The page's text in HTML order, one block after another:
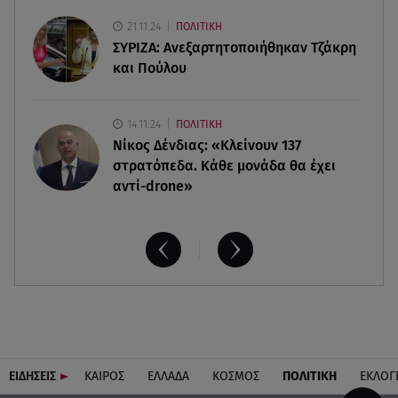
Παραλίες: Πάνω από 1.500 έλεγχοι - Στη μάχη
drones και νέες τεχνολογίες
21.11.24 ΠΟΛΙΤΙΚΗ
ΣΥΡΙΖΑ: Ανεξαρτητοποιήθηκαν Τζάκρη
και Πούλου
14.11.24 ΠΟΛΙΤΙΚΗ
Νίκος Δένδιας: «Κλείνουν 137
στρατόπεδα. Kάθε μονάδα θα έχει
αντί-drone»
ΕΙΔΗΣΕΙΣ ΚΑΙΡΟΣ ΕΛΛΑΔΑ ΚΟΣΜΟΣ ΠΟΛΙΤΙΚΗ